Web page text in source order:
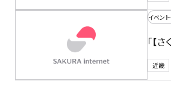
イベン
「【
近畿